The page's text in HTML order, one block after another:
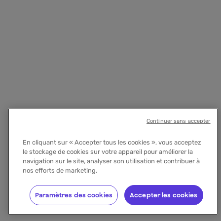
En cliquant sur « Accepter tous les cookies », vous acceptez
le stockage de cookies sur votre appareil pour améliorer la
navigation sur le site, analyser son utilisation et contribuer à
nos efforts de marketing.
Accepter les cookies
Paramètres des cookies
Continuer sans accepter